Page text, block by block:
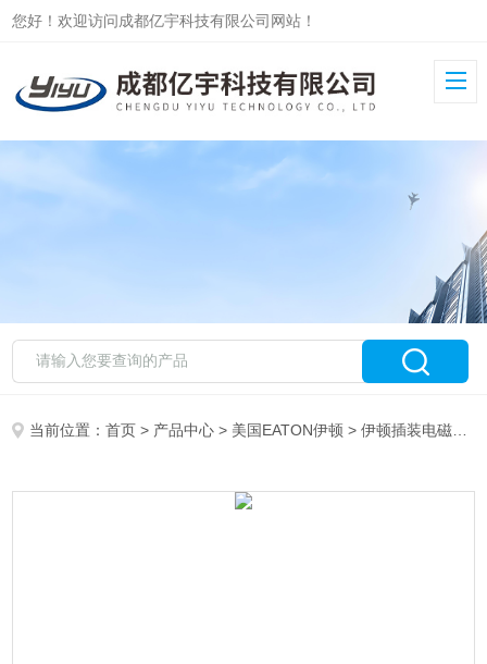
您好！欢迎访问成都亿宇科技有限公司网站！
当前位置：首页 > 产品中心 > 美国EATON伊顿 >伊顿插装电磁阀SV